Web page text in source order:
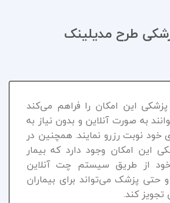
طرح مدیلینک
این امکان را فراهم می‌کند
به صورت آنلاین و بدون نیاز به
خود نوبت رزرو نمایند. همچنین در
این امکان وجود دارد که بیمار
از طریق سیستم چت آنلاین
و حتی پزشک می‌تواند برای بیماران
تجویز کند.